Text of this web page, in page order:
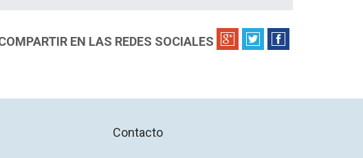
EN LAS REDES SOCIALES
Contacto